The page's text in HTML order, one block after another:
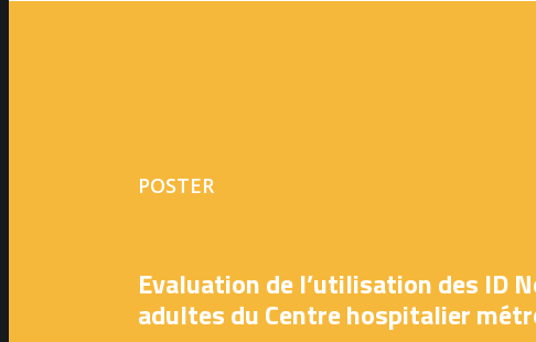
POSTER
Evaluation de l’utilisation des ID
adultes du Centre hospitalier